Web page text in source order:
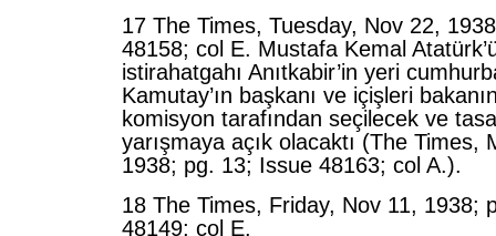
17 The Times, Tuesday, Nov 22,
48158; col E. Mustafa Kemal
istirahatgahı Anıtkabir’in yeri
Kamutay’ın başkanı ve içişleri
komisyon tarafından seçilecek ve
yarışmaya açık olacaktı (The Times,
1938; pg. 13; Issue 48163; col A.).
18 The Times, Friday, Nov 11, 1938;
48149; col E.